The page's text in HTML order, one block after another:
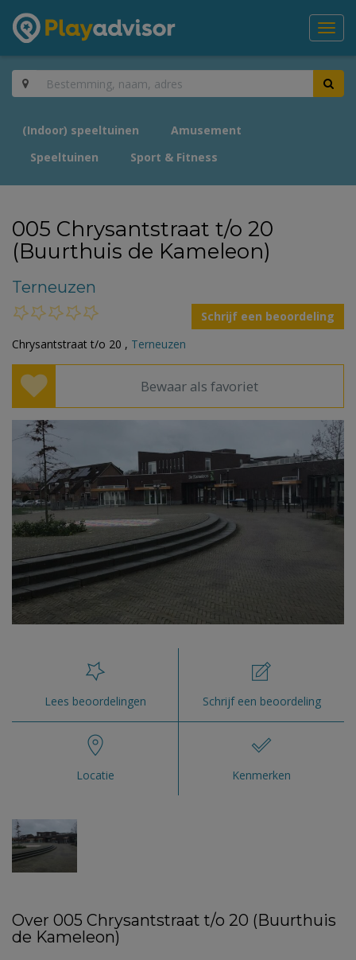
(Indoor) speeltuinen
Amusement
Speeltuinen
Sport & Fitness
005 Chrysantstraat t/o 20
(Buurthuis de Kameleon)
Terneuzen
Schrijf een beoordeling
Chrysantstraat t/o 20 , Terneuzen
Bewaar als favoriet
Lees beoordelingen Schrijf een beoordeling
Locatie Kenmerken
Over 005 Chrysantstraat t/o 20 (Buurthuis
de Kameleon)